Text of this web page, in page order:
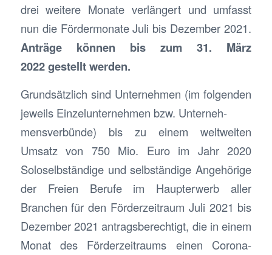
drei weitere Monate ver­längert und um­fasst
nun die Förder­monate Juli bis Dezember 2021.
Anträge können bis zum 31. März
2022 gestellt werden.
Grundsätzlich sind Unternehmen (im folgenden
jeweils Einzelunternehmen bzw. Unterneh-
mensverbünde) bis zu einem weltweiten
Umsatz von 750 Mio. Euro im Jahr 2020
Soloselbständige und selbständige Angehörige
der Freien Berufe im Haupterwerb aller
Branchen für den Förderzeitraum Juli 2021 bis
Dezember 2021 antragsberechtigt, die in einem
Monat des Förderzeitraums einen Corona-